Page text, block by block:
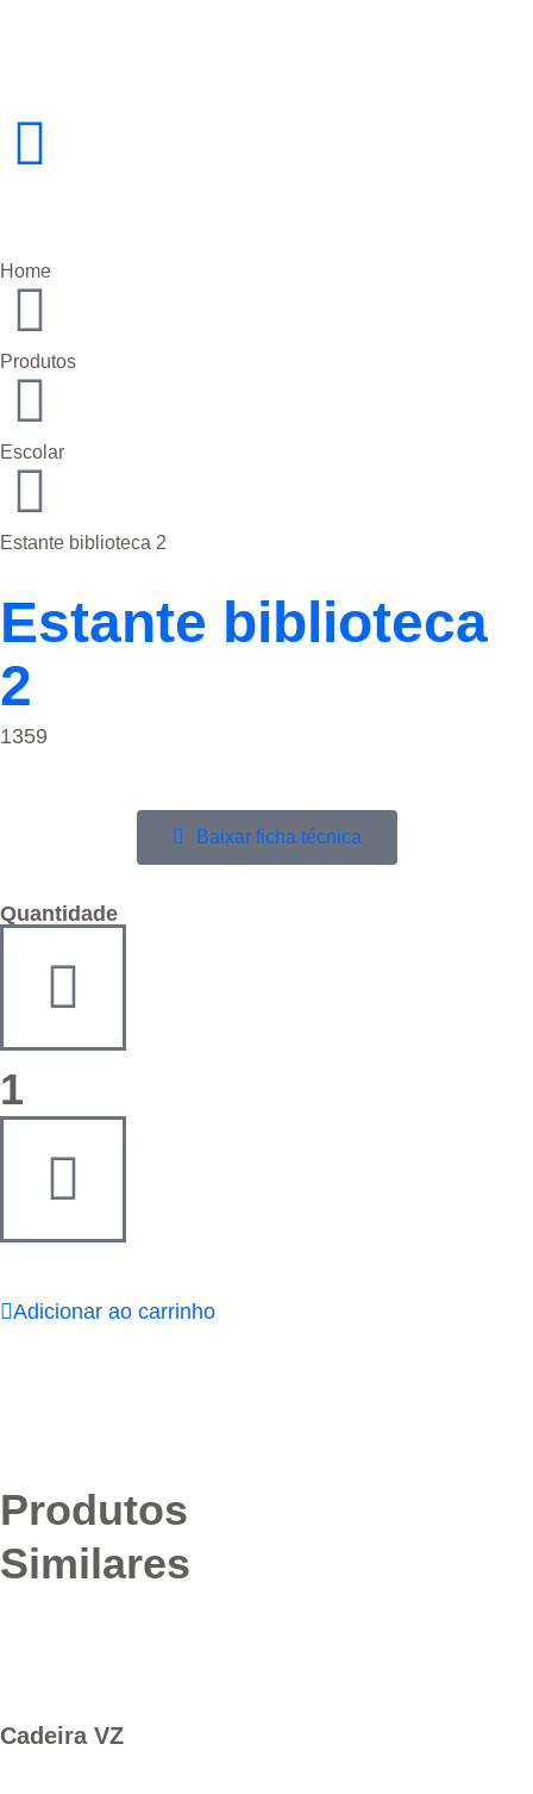
Home
Produtos
Escolar
Estante biblioteca 2
Estante biblioteca
2
1359
Baixar ficha técnica
Quantidade
1
Adicionar ao carrinho
Produtos
Similares
Cadeira VZ